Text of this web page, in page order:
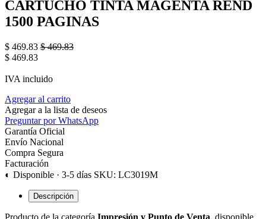
CARTUCHO TINTA MAGENTA REND
1500 PAGINAS
$ 469.83 $469.83
$ 469.83
IVA incluido
Agregar al carrito
Agregar a la lista de deseos
Preguntar por WhatsApp
Garantía Oficial
Envío Nacional
Compra Segura
Facturación
◐ Disponible · 3-5 días SKU: LC3019M
Descripción
Producto de la categoría Impresión y Punto de Venta, disponible